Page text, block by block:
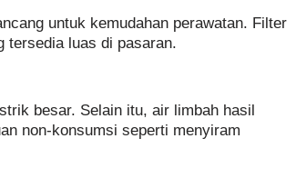
untuk kemudahan perawatan. Filter
tersedia luas di pasaran.
besar. Selain itu, air limbah hasil
non-konsumsi seperti menyiram